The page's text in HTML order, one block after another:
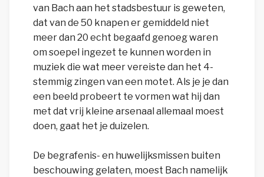
van Bach aan het stadsbestuur is geweten,
dat van de 50 knapen er gemiddeld niet
meer dan 20 echt begaafd genoeg waren
om soepel ingezet te kunnen worden in
muziek die wat meer vereiste dan het 4-
stemmig zingen van een motet. Als je je dan
een beeld probeert te vormen wat hij dan
met dat vrij kleine arsenaal allemaal moest
doen, gaat het je duizelen.
De begrafenis- en huwelijksmissen buiten
beschouwing gelaten, moest Bach namelijk